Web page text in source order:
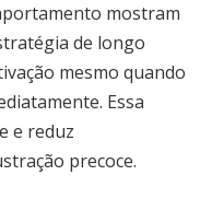
mostram
de longo
mesmo quando
Essa
e reduz
precoce.